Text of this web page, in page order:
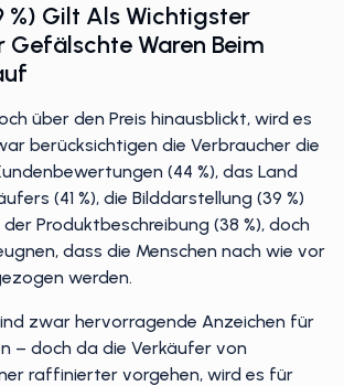
%) Gilt Als Wichtigster
Gefälschte Waren Beim
über den Preis hinausblickt, wird es
berücksichtigen die Verbraucher die
(44 %), das Land
(41 %), die Bilddarstellung (39 %)
Produktbeschreibung (38 %), doch
dass die Menschen nach wie vor
werden.
zwar hervorragende Anzeichen für
– doch da die Verkäufer von
raffinierter vorgehen, wird es für